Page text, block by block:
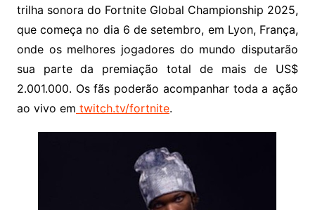
trilha sonora do Fortnite Global Championship 2025,
que começa no dia 6 de setembro, em Lyon, França,
onde os melhores jogadores do mundo disputarão
sua parte da premiação total de mais de US$
2.001.000. Os fãs poderão acompanhar toda a ação
ao vivo em twitch.tv/fortnite.